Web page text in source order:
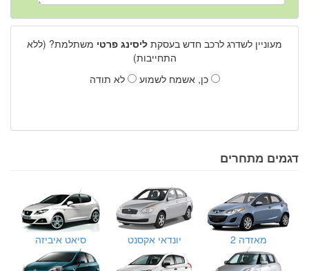
מעוניין לשדרג לרכב חדש בעסקת ליסינג פרטי משתלמת? (ללא
התחייבות)
כן, אשמח לשמוע
לא תודה
דגמים מתחרים
מאזדה 2 יונדאי אקסנט סיאט איביזה